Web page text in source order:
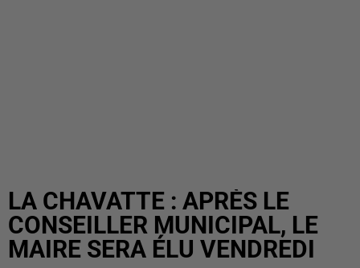
LA CHAVATTE : APRÈS LE
CONSEILLER MUNICIPAL, LE
MAIRE SERA ÉLU VENDREDI